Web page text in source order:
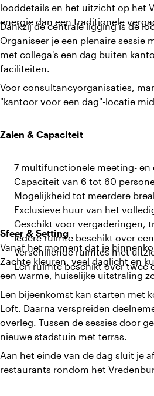
looddetails en het uitzicht op het
energie dan een traditionele
Dankzij de centrale ligging is de
Organiseer je een plenaire sessie
met collega's een dag buiten
faciliteiten.
Voor consultancyorganisaties,
"kantoor voor een dag"-locatie
Zalen & Capaciteit
7 multifunctionele meeting- en
Capaciteit van 6 tot 60
Mogelijkheid tot meerdere
Exclusieve huur van het
Geschikt voor vergaderingen,
Iedere ruimte beschikt over
Verschillende ruimtes met
Eén ruimte beschikt over twee
Sfeer & Setting
Vanaf het moment dat je
Zachte kleuren, veel daglicht en
een warme, huiselijke uitstraling
Een bijeenkomst kan starten met
Loft. Daarna verspreiden
overleg. Tussen de sessies door
nieuwe stadstuin met terras.
Aan het einde van de dag sluit je
restaurants rondom het